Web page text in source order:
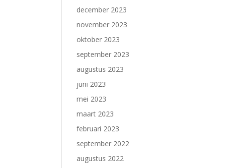
december 2023
november 2023
oktober 2023
september 2023
augustus 2023
juni 2023
mei 2023
maart 2023
februari 2023
september 2022
augustus 2022